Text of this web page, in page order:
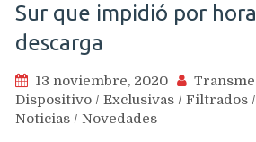
Sur que impidió por
descarga
13 noviembre, 2020
Dispositivo / Exclusivas / Filtrados /
Noticias / Novedades